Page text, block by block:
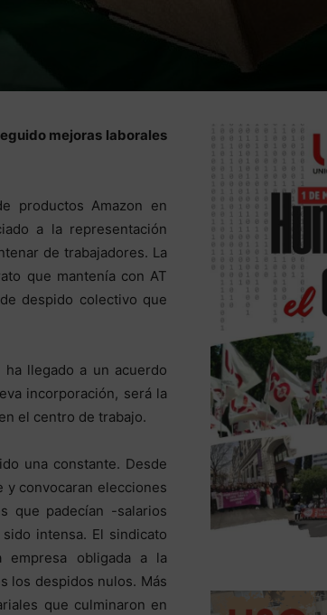
mejoras laborales
productos Amazon en
a la representación
de trabajadores. La
que mantenía con AT
despido colectivo que
ha llegado a un acuerdo
incorporación, será la
el centro de trabajo.
una constante. Desde
y convocaran elecciones
que padecían -salarios
intensa. El sindicato
obligada a la
los despidos nulos. Más
que culminaron en